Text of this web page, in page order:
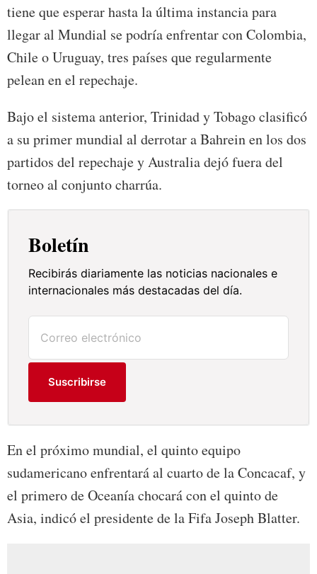
tiene que esperar hasta la última instancia para
llegar al Mundial se podría enfrentar con Colombia,
Chile o Uruguay, tres países que regularmente
pelean en el repechaje.
Bajo el sistema anterior, Trinidad y Tobago clasificó
a su primer mundial al derrotar a Bahrein en los dos
partidos del repechaje y Australia dejó fuera del
torneo al conjunto charrúa.
Boletín
Recibirás diariamente las noticias nacionales e
internacionales más destacadas del día.
Suscribirse
En el próximo mundial, el quinto equipo
sudamericano enfrentará al cuarto de la Concacaf, y
el primero de Oceanía chocará con el quinto de
Asia, indicó el presidente de la Fifa Joseph Blatter.